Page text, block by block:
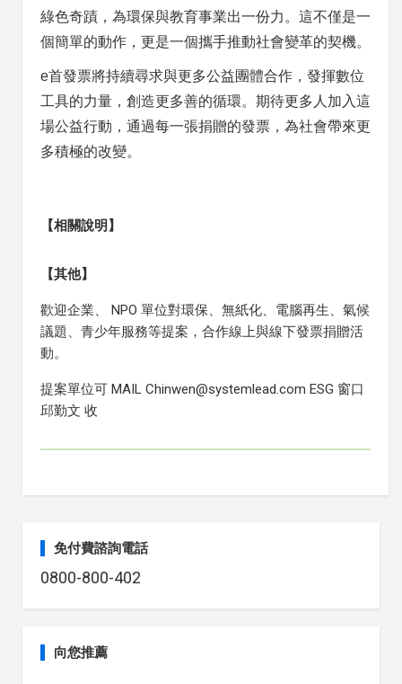
綠色奇蹟，為環保與教育事業出一份力。這不僅是一
個簡單的動作，更是一個攜手推動社會變革的契機。
e首發票將持續尋求與更多公益團體合作，發揮數位
工具的力量，創造更多善的循環。期待更多人加入這
場公益行動，通過每一張捐贈的發票，為社會帶來更
多積極的改變。
【相關說明】
【其他】
歡迎企業、 NPO 單位對環保、無紙化、電腦再生、氣候
議題、青少年服務等提案，合作線上與線下發票捐贈活
動。
提案單位可 MAIL Chinwen@systemlead.com ESG 窗口
邱勤文 收
免付費諮詢電話
0800-800-402
向您推薦